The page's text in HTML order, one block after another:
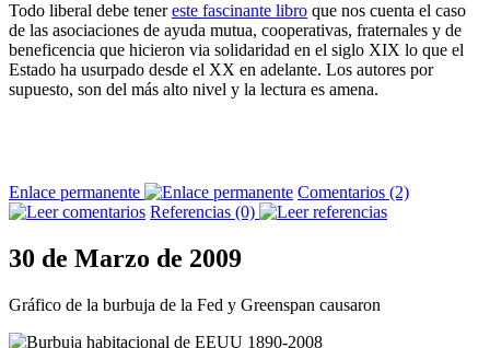
Todo liberal debe tenereste fascinante libro que nos cuenta el caso
de las asociaciones de ayuda mutua, cooperativas, fraternales y de
beneficencia que hicieron via solidaridad en el siglo XIX lo que el
Estado ha usurpado desde el XX en adelante. Los autores por
supuesto, son del más alto nivel y la lectura es amena.
Enlace permanente
Comentarios (2)
Referencias (0)
30 de Marzo de 2009
Gráfico de la burbuja de la Fed y Greenspan causaron